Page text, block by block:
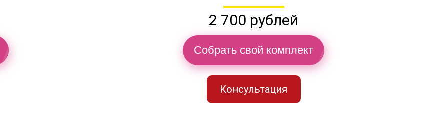
2 700 рублей
Собрать свой комплект
Консультация